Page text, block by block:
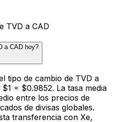
TVD a CAD
a CAD hoy?
tipo de cambio de TVD a
= $0.9852. La tasa media
entre los precios de
de divisas globales.
transferencia con Xe,